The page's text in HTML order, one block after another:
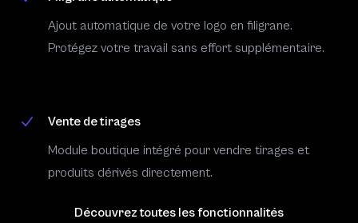
Ajout automatique de votre logo en filigrane.
Protégez votre travail sans effort supplémentaire.
Vente de tirages
Module boutique intégré pour vendre tirages et
produits dérivés directement.
Découvrez toutes les fonctionnalités